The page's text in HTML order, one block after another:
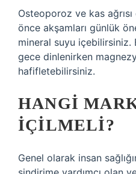
Osteoporoz ve kas
önce akşamları günlük
mineral suyu içebilirsiniz.
gece dinlenirken
hafifletebilirsiniz.
HANGI
IÇILMELI?
Genel olarak insan